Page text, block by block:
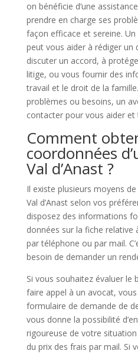
on bénéficie d’une
prendre en charge ses
façon efficace et sereine. Un
peut vous aider à rédiger
discuter un accord, à
litige, ou vous fournir des
travail et le droit de la
problèmes ou besoins, un
contacter pour vous aider
Comment
coordonnées
Val d’Anast ?
Il existe plusieurs moyens
Val d’Anast selon vos
disposez des informations
données sur la fiche relative
par téléphone ou par mail.
besoin de demander un
Si vous souhaitez évaluer le
faire appel à un avocat,
formulaire de demande de
vous donne la possibilité
rigoureuse de votre situation
du prix des frais par mail. Si